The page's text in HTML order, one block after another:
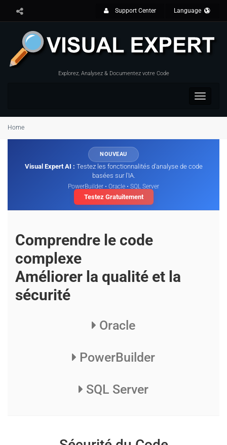
Support Center Language
Explorez, Analysez & Documentez votre Code
Toggle
Home
NOUVEAU
Visual Expert AI : Testez les fonctionnalités d'analyse de code
basées sur l'IA.
PowerBuilder • Oracle • SQL Server
Testez Gratuitement
Comprendre le code
complexe
Améliorer la qualité et la
sécurité
Oracle
PowerBuilder
SQL Server